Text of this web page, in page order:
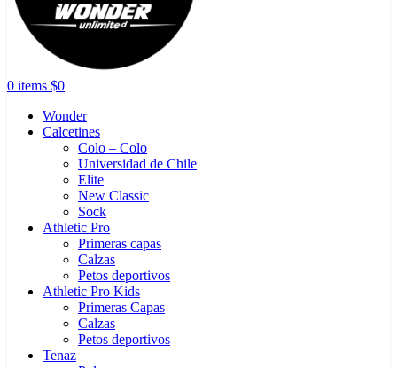
0 items $0
Wonder
Calcetines
Colo – Colo
Universidad de Chile
Elite
New Classic
Sock
Athletic Pro
Primeras capas
Calzas
Petos deportivos
Athletic Pro Kids
Primeras Capas
Calzas
Petos deportivos
Tenaz